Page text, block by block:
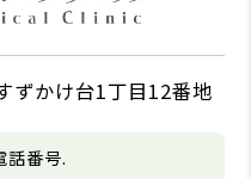
ずかけ台1丁目12番地
話番号.